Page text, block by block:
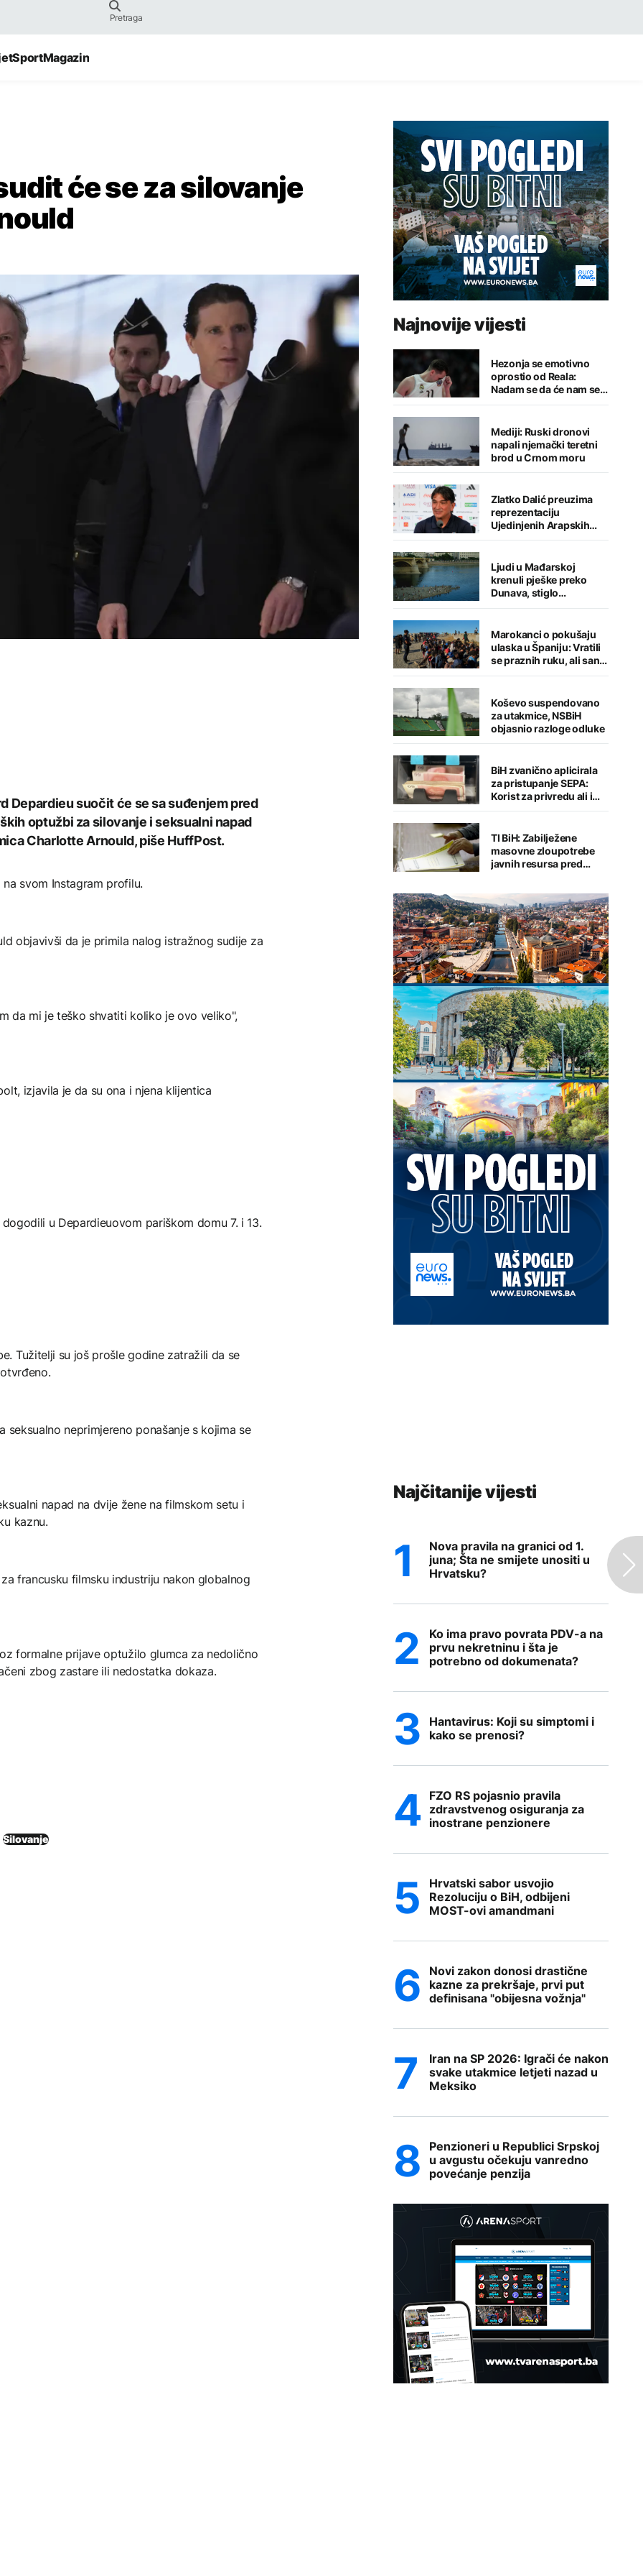
SportMagazin
će se za silovanje
Depardieu suočit će se sa suđenjem pred
optužbi za silovanje i seksualni napad
Charlotte Arnould, piše HuffPost.
svom Instagram profilu.
objavivši da je primila nalog istražnog sudije za
da mi je teško shvatiti koliko je ovo veliko",
izjavila je da su ona i njena klijentica
u Depardieuovom pariškom domu 7. i 13.
Tužitelji su još prošle godine zatražili da se
seksualno neprimjereno ponašanje s kojima se
napad na dvije žene na filmskom setu i
kaznu.
francusku filmsku industriju nakon globalnog
formalne prijave optužilo glumca za nedolično
zbog zastare ili nedostatka dokaza.
Silovanje
Najnovije vijesti
Hezonja se emotivno
oprostio od Reala:
Nadam se da će nam se
putevi ponovo ukrstiti
Mediji: Ruski dronovi
napali njemački teretni
brod u Crnom moru
Zlatko Dalić preuzima
reprezentaciju
Ujedinjenih Arapskih
Emirata
Ljudi u Mađarskoj
krenuli pješke preko
Dunava, stiglo
upozorenje
Marokanci o pokušaju
ulaska u Španiju: Vratili
se praznih ruku, ali san o
migraciji nije ugašen
Koševo suspendovano
za utakmice, NSBiH
objasnio razloge odluke
BiH zvanično aplicirala
za pristupanje SEPA:
Korist za privredu ali i
građane
TI BiH: Zabilježene
masovne zloupotrebe
javnih resursa pred
nepravilnosti
Najčitanije vijesti
Nova pravila na granici od 1.
juna; Šta ne smijete unositi u
Hrvatsku?
Ko ima pravo povrata PDV-a na
prvu nekretninu i šta je
potrebno od dokumenata?
Hantavirus: Koji su simptomi i
kako se prenosi?
FZO RS pojasnio pravila
zdravstvenog osiguranja za
inostrane penzionere
Hrvatski sabor usvojio
Rezoluciju o BiH, odbijeni
MOST-ovi amandmani
Novi zakon donosi drastične
kazne za prekršaje, prvi put
definisana "obijesna vožnja"
Iran na SP 2026: Igrači će nakon
svake utakmice letjeti nazad u
Meksiko
Penzioneri u Republici Srpskoj
u avgustu očekuju vanredno
povećanje penzija